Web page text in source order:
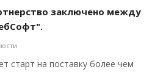
заключено между
старт на поставку более чем